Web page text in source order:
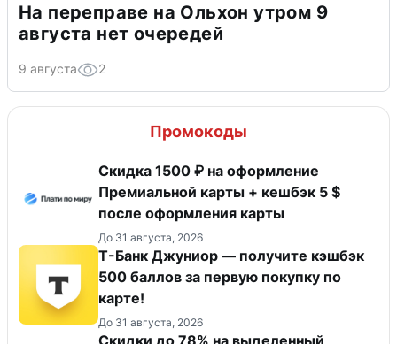
На переправе на Ольхон утром 9
августа нет очередей
9 августа 2
Промокоды
Скидка 1500 ₽ на оформление
Премиальной карты + кешбэк 5 $
после оформления карты
До 31 августа, 2026
Т-Банк Джуниор — получите кэшбэк
500 баллов за первую покупку по
карте!
До 31 августа, 2026